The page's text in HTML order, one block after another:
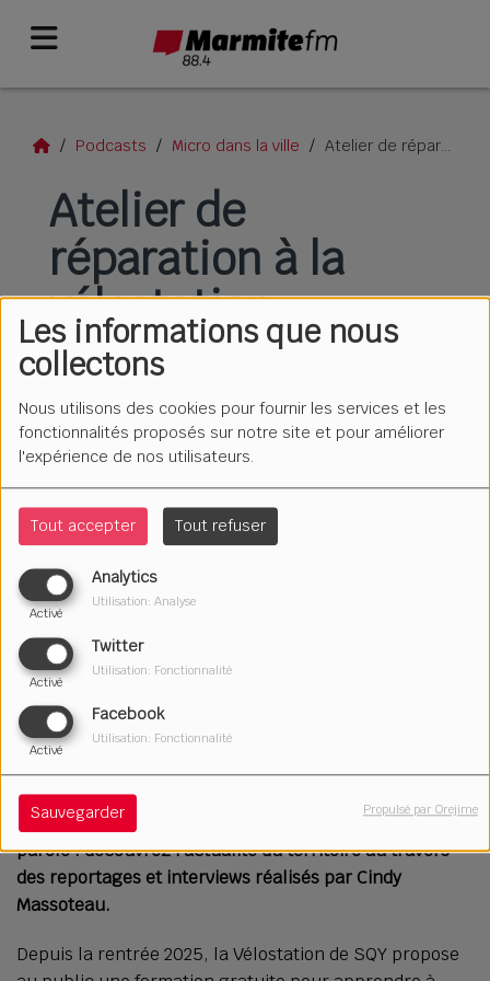
Les informations que nous
collectons
Nous utilisons des cookies pour fournir les services et les
fonctionnalités proposés sur notre site et pour améliorer
l'expérience de nos utilisateurs.
Tout accepter Tout refuser
Analytics
Activé
Utilisation: Analyse
Twitter
Activé
Utilisation: Fonctionnalité
Facebook
Activé
Utilisation: Fonctionnalité
Sauvegarder Propulsé par Orejime
Podcasts Micro dans la ville Atelier de réparation à la vélostation
Atelier de
réparation à la
vélostation
07 mai 2026
Écouter le podcast
Télécharger le podcast
Les habitant·e·s de Saint-Quentin-en-Yvelines ont la
parole : découvrez l'actualité du territoire au travers
des reportages et interviews réalisés par Cindy
Massoteau.
Depuis la rentrée 2025, la Vélostation de SQY propose